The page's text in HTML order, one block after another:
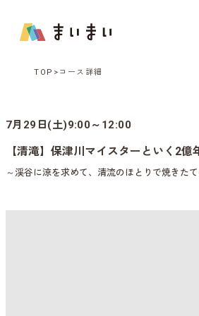
TOP コース詳細
7月29日(土)9:00～12:00
【清滝】保津川マイスターといく2
～渓谷に涼を求めて、清流のほとりで焼きた